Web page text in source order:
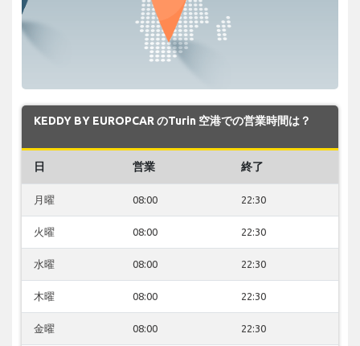
KEDDY BY EUROPCAR のTurin 空港での営業時間は？
日 営業 終了
月曜 08:00 22:30
火曜 08:00 22:30
水曜 08:00 22:30
木曜 08:00 22:30
金曜 08:00 22:30